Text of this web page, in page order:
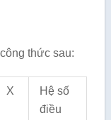
thức sau:
X
Hệ số
điều